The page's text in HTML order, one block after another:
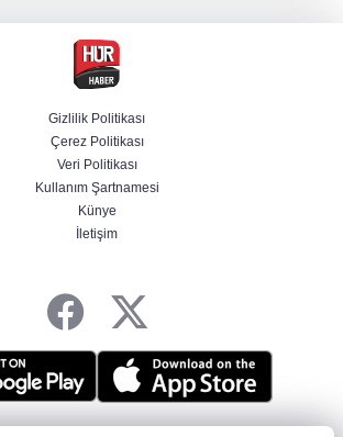
Trump imzaladı! Doğumla vatandaşlığa
kısıtlamalar genişletildi
BM'nin teklifine Türk tarafından kabul,
Rumlardan ret
Ankara'da "değnekçilik" operasyonu: 10
Gizlilik Politikası
Çerez Politikası
Veri Politikası
Kullanım Şartnamesi
Künye
İletişim